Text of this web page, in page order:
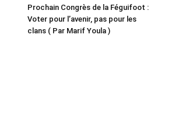
Prochain Congrès de la Féguifoot :
Voter pour l’avenir, pas pour les
clans ( Par Marif Youla )